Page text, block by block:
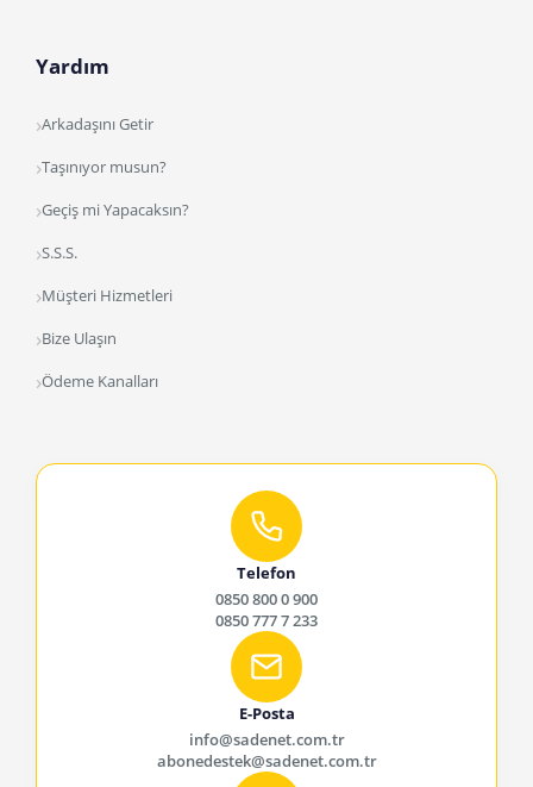
Yardım
Arkadaşını Getir
Taşınıyor musun?
Geçiş mi Yapacaksın?
S.S.S.
Müşteri Hizmetleri
Bize Ulaşın
Ödeme Kanalları
Telefon
0850 800 0 900
0850 777 7 233
E-Posta
info@sadenet.com.tr
abonedestek@sadenet.com.tr